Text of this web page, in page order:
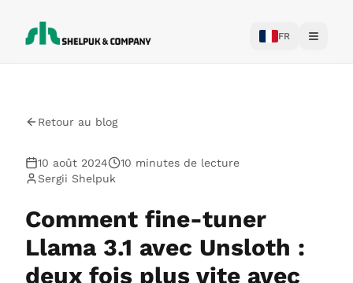
FR
Toggle
Retour au blog
10 août 2024
10 minutes de lecture
Sergii Shelpuk
Comment fine-tuner
Llama 3.1 avec Unsloth :
deux fois plus vite avec